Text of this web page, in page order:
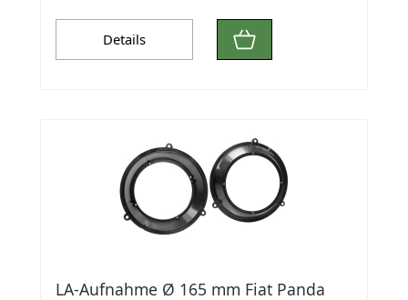
Details
LA-Aufnahme Ø 165 mm Fiat Panda